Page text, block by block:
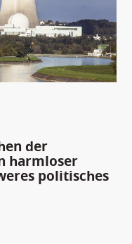
der
harmloser
politisches